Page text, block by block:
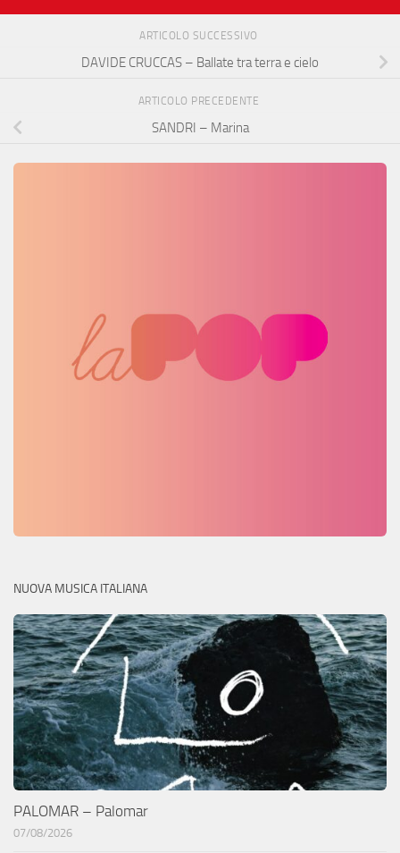
ARTICOLO SUCCESSIVO
DAVIDE CRUCCAS – Ballate tra terra e cielo
ARTICOLO PRECEDENTE
SANDRI – Marina
NUOVA MUSICA ITALIANA
PALOMAR – Palomar
07/08/2026